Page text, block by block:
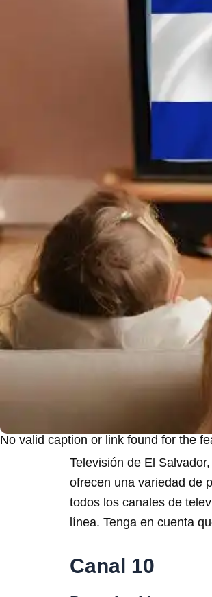
No valid caption or link found for the
Televisión de El
ofrecen una variedad de
todos los canales de
línea. Tenga en cuenta
Canal 10